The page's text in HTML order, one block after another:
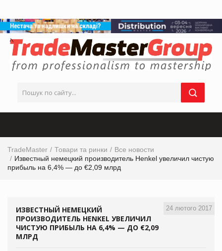
TradeMaster Товари та ринки
Все новости
Известный немецкий производитель Henkel увеличил чистую
прибыль на 6,4% — до €2,09 млрд
24 лютого 2017
ИЗВЕСТНЫЙ НЕМЕЦКИЙ
ПРОИЗВОДИТЕЛЬ HENKEL УВЕЛИЧИЛ
ЧИСТУЮ ПРИБЫЛЬ НА 6,4% — ДО €2,09
МЛРД